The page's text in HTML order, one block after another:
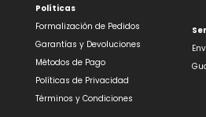
Políticas
Formalización de Pedidos
Garantías y Devoluciones
Métodos de Pago
Políticas de Privacidad
Términos y Condiciones